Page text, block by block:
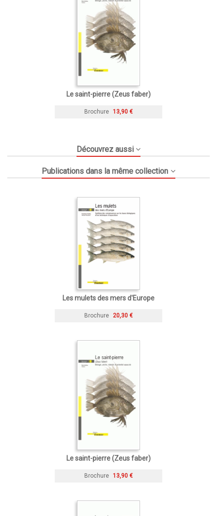
Le saint-pierre (Zeus faber)
Brochure 13,90 €
Découvrez aussi
Publications dans la même collection
Les mulets des mers d'Europe
Brochure 20,30 €
Le saint-pierre (Zeus faber)
Brochure 13,90 €